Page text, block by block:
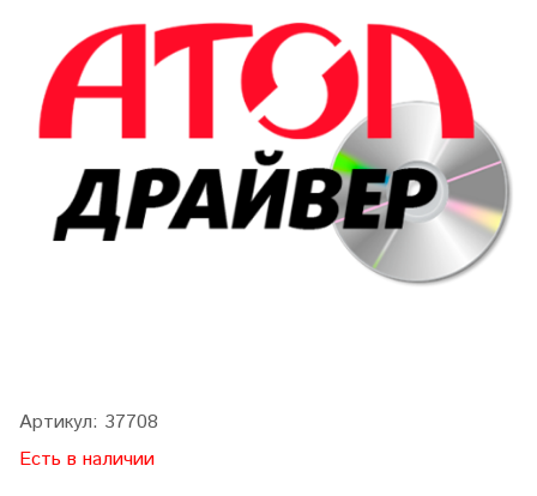
Артикул: 37708
Есть в наличии